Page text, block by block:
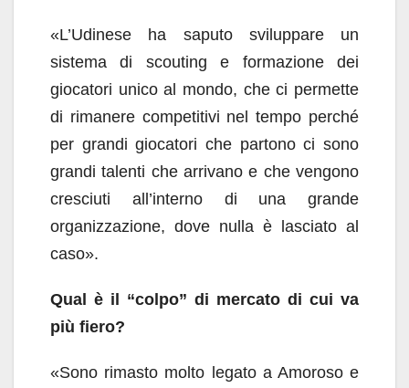
«L’Udinese ha saputo sviluppare un
sistema di scouting e formazione dei
giocatori unico al mondo, che ci permette
di rimanere competitivi nel tempo perché
per grandi giocatori che partono ci sono
grandi talenti che arrivano e che vengono
cresciuti all’interno di una grande
organizzazione, dove nulla è lasciato al
caso».
Qual è il “colpo” di mercato di cui va
più fiero?
«Sono rimasto molto legato a Amoroso e